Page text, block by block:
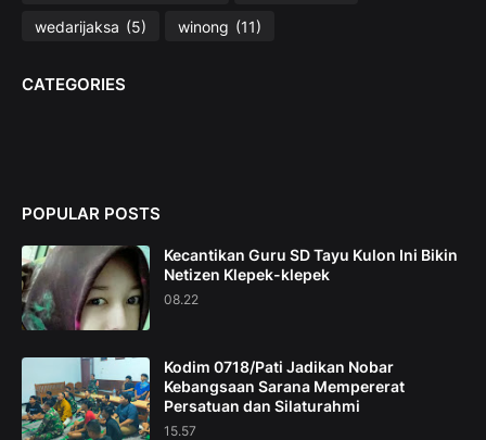
wedarijaksa (5) winong (11)
CATEGORIES
POPULAR POSTS
Kecantikan Guru SD Tayu Kulon Ini Bikin
Netizen Klepek-klepek
08.22
Kodim 0718/Pati Jadikan Nobar
Kebangsaan Sarana Mempererat
Persatuan dan Silaturahmi
15.57